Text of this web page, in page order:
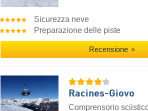
Sicurezza neve
Preparazione delle piste
Recensione
Racines-Giovo
Comprensorio